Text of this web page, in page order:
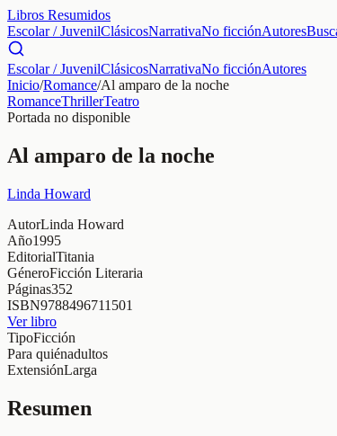
Libros Resumidos
Escolar / JuvenilClásicosNarrativaNo ficciónAutores
Escolar / JuvenilClásicosNarrativaNo ficciónAutores
Inicio/Romance/Al amparo de la noche
RomanceThrillerTeatro
Portada no disponible
Al amparo de la noche
Linda Howard
AutorLinda Howard
Año1995
EditorialTitania
GéneroFicción Literaria
Páginas352
ISBN9788496711501
Ver libro
TipoFicción
Para quiénadultos
ExtensiónLarga
Resumen